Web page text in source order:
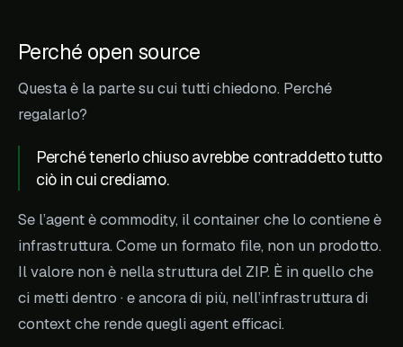
Perché open source
Questa è la parte su cui tutti chiedono. Perché
regalarlo?
Perché tenerlo chiuso avrebbe contraddetto tutto
ciò in cui crediamo.
Se l’agent è commodity, il container che lo contiene è
infrastruttura. Come un formato file, non un prodotto.
Il valore non è nella struttura del ZIP. È in quello che
ci metti dentro · e ancora di più, nell’infrastruttura di
context che rende quegli agent efficaci.